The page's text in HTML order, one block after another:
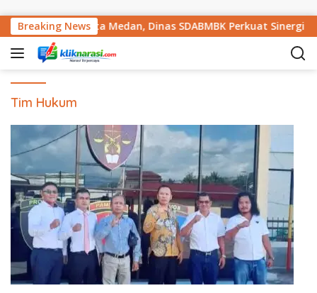
Breaking News
Infrastruktur Kota Medan, Dinas SDABMBK Perkuat Sinergi
Tim Hukum